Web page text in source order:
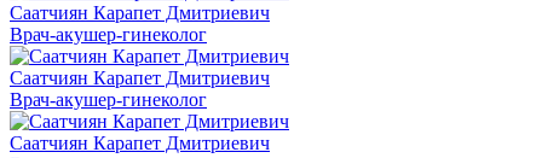
Саатчиян Карапет Дмитриевич
Врач-акушер-гинеколог
Саатчиян Карапет Дмитриевич
Врач-акушер-гинеколог
Саатчиян Карапет Дмитриевич